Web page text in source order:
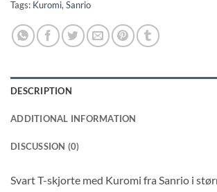
Tags: Kuromi,Sanrio
DESCRIPTION
ADDITIONAL INFORMATION
DISCUSSION (0)
Svart T-skjorte med Kuromi fra Sanrio i